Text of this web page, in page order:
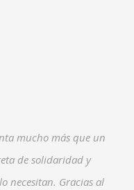
mucho más que un
de solidaridad y
necesitan. Gracias al